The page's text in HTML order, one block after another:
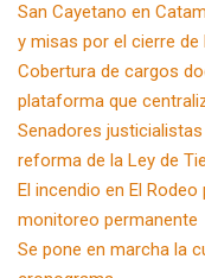
San Cayetano en
y misas por el cierre
Cobertura de cargos
plataforma que
Senadores
reforma de la Ley de
El incendio en El
monitoreo permanente
Se pone en marcha la